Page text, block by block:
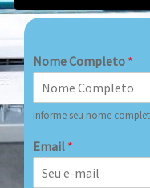
Nome Completo *
Informe seu nome
Email *